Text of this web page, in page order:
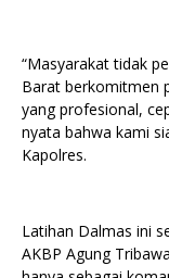
“Masyarakat tidak
Barat berkomitmen
yang profesional,
nyata bahwa kami
Kapolres.
Latihan Dalmas ini
AKBP Agung